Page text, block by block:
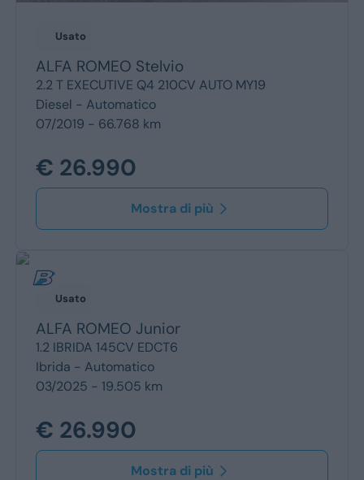
Usato
ALFA ROMEO Stelvio
2.2 T EXECUTIVE Q4 210CV AUTO MY19
Diesel - Automatico
07/2019 - 66.768 km
€ 26.990
Mostra di più
Usato
ALFA ROMEO Junior
1.2 IBRIDA 145CV EDCT6
Ibrida - Automatico
03/2025 - 19.505 km
€ 26.990
Mostra di più